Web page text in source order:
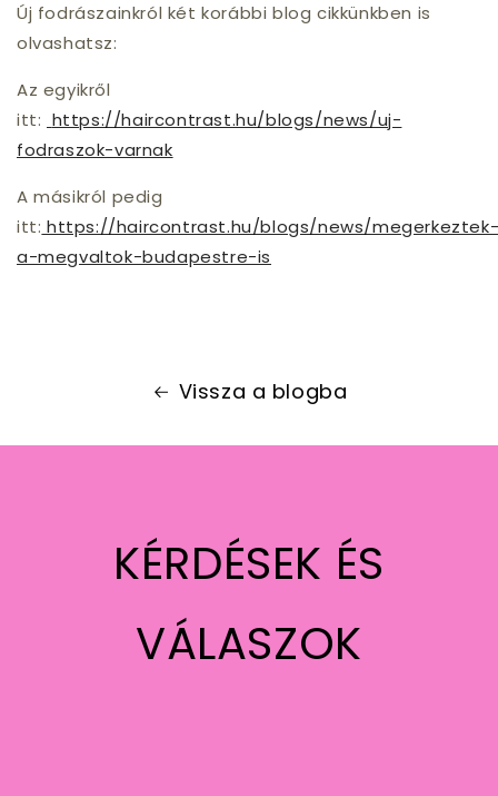
Új fodrászainkról két korábbi blog cikkünkben is
olvashatsz:
Az egyikről
itt: https://haircontrast.hu/blogs/news/uj-
fodraszok-varnak
A másikról pedig
itt: https://haircontrast.hu/blogs/news/
a-megvaltok-budapestre-is
Vissza a blogba
KÉRDÉSEK ÉS
VÁLASZOK